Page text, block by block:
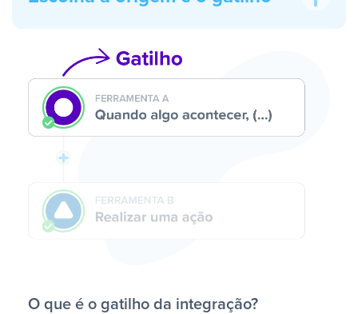
O que é o gatilho da integração?